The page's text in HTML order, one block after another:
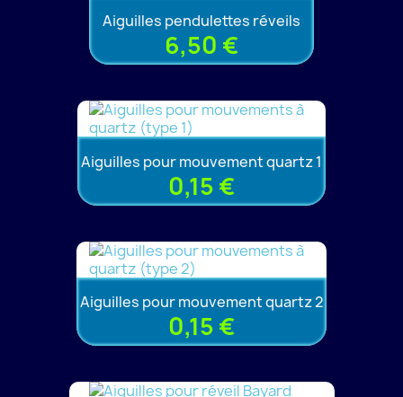
Aiguilles pendulettes réveils
6,50 €
Aiguilles pour mouvement quartz 1
0,15 €
Aiguilles pour mouvement quartz 2
0,15 €